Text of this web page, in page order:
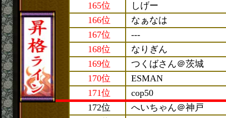
165位
しげー
166位
なぁなは
167位
---
168位
なりぎん
169位
つくばさん＠茨城
170位
ESMAN
171位
cop50
172位
へいちゃん＠神戸